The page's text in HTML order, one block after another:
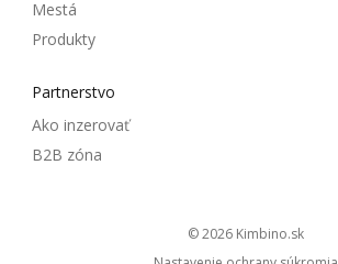
Mestá
Produkty
Partnerstvo
Ako inzerovať
B2B zóna
© 2026
kimbino.sk